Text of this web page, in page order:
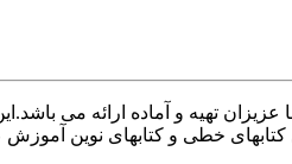
تهیه و آماده ارائه می
خطی و کتابهای نوین